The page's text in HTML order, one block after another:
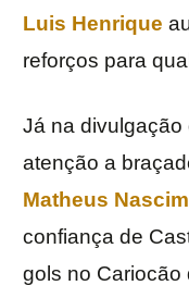
Luis Henrique
reforços para
Já na divulgação
atenção a
Matheus
confiança de
gols no Cariocão